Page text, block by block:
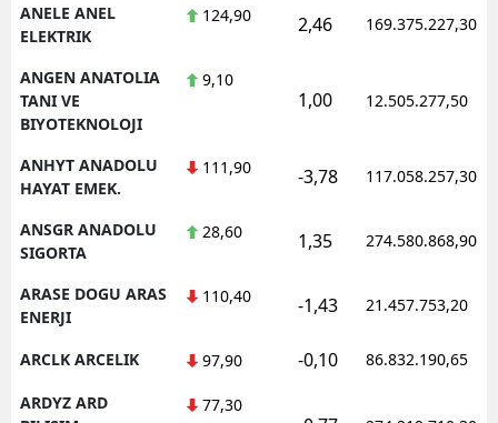
ANELE ANEL
ELEKTRIK
124,90 2,46 169.375.227,30
ANGEN ANATOLIA
TANI VE
BIYOTEKNOLOJI
9,10
1,00 12.505.277,50
ANHYT ANADOLU
HAYAT EMEK.
111,90 -3,78 117.058.257,30
ANSGR ANADOLU
SIGORTA
28,60 1,35 274.580.868,90
ARASE DOGU ARAS
ENERJI
110,40 -1,43 21.457.753,20
ARCLK ARCELIK 97,90 -0,10 86.832.190,65
ARDYZ ARD
77,30